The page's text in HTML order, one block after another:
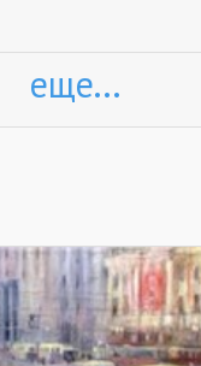
еще...